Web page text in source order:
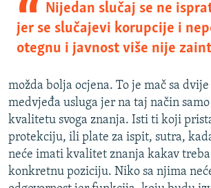
Nijedan slučaj se ne
jer se slučajevi korupcije i
otegnu i javnost više nije
možda bolja ocjena. To je mač sa
medvjeđa usluga jer na taj način
kvalitetu svoga znanja. Isti ti koji
protekciju, ili plate za ispit, sutra,
neće imati kvalitet znanja kakav
konkretnu poziciju. Niko sa njima